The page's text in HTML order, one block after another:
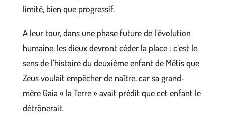
limité, bien que progressif.
A leur tour, dans une phase future de l’évolution
humaine, les dieux devront céder la place : c’est le
sens de l’histoire du deuxième enfant de Métis que
Zeus voulait empêcher de naître, car sa grand-
mère Gaia « la Terre » avait prédit que cet enfant le
détrônerait.